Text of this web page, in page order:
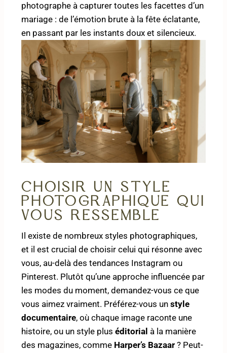
photographe à capturer toutes les facettes d’un
mariage : de l’émotion brute à la fête éclatante,
en passant par les instants doux et silencieux.
Choisir un style
photographique qui
vous ressemble
Il existe de nombreux styles photographiques,
et il est crucial de choisir celui qui résonne avec
vous, au-delà des tendances Instagram ou
Pinterest. Plutôt qu’une approche influencée par
les modes du moment, demandez-vous ce que
vous aimez vraiment. Préférez-vous un style
documentaire, où chaque image raconte une
histoire, ou un style plus éditorial à la manière
des magazines, comme Harper’s Bazaar ? Peut-